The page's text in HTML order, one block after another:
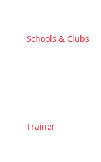
Schools & Clubs
Trainer